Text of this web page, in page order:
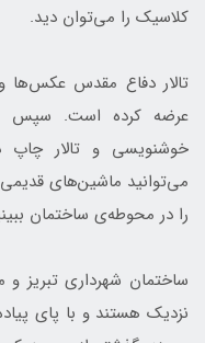
کلاسیک را می‌توان دید.
تالار دفاع مقدس
عرضه کرده است. سپس
خوشنویسی و تالار چاپ
می‌توانید ماشین‌های
را در محوطه‌ی ساختمان
ساختمان شهرداری تبریز
نزدیک هستند و با پای